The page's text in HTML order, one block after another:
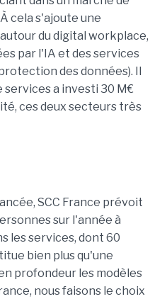
cela s'ajoute une
du digital workplace,
par l'IA et des services
des données). Il
services a investi 30 M€
ces deux secteurs très
SCC France prévoit
sur l'année à
les services, dont 60
bien plus qu'une
profondeur les modèles
nous faisons le choix